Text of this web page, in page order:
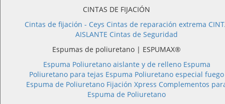
CINTAS DE FIJACIÓN
Cintas de fijación - Ceys Cintas de reparación extrema
AISLANTE Cintas de Seguridad
Espumas de poliuretano | ESPUMAX®
Espuma Poliuretano aislante y de relleno Espuma
Poliuretano para tejas Espuma Poliuretano especial fuego
Espuma de Poliuretano Fijación Xpress Complementos
Espuma de Poliuretano